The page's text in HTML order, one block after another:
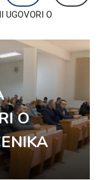
UGOVORI O
O